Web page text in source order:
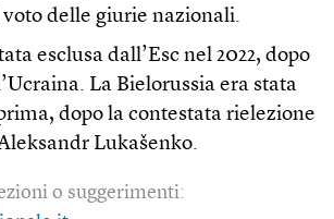
delle giurie nazionali.
esclusa dall’Esc nel 2022, dopo
La Bielorussia era stata
dopo la contestata rielezione
Lukašenko.
o suggerimenti: